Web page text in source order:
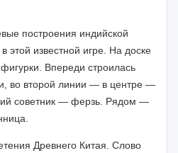
построения индийской
известной игре. На доске
Впереди стро­илась
во второй линии — в центре —
советник — ферзь. Рядом —
Древнего Китая. Слово